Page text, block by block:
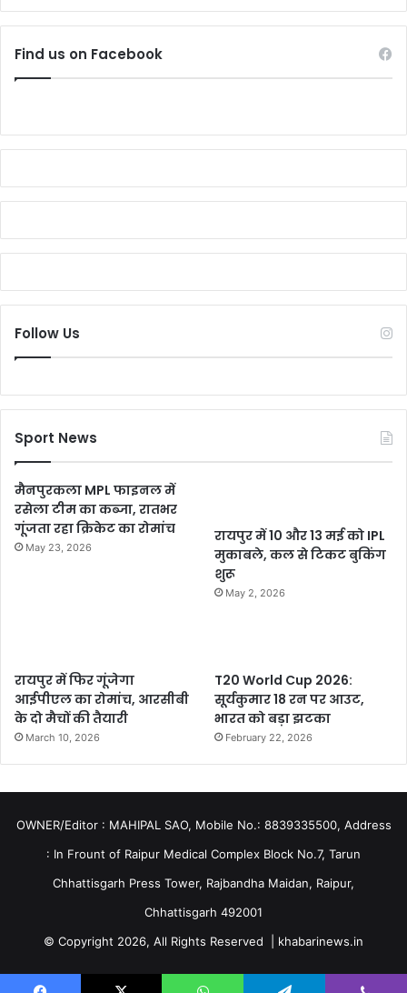
Find us on Facebook
Follow Us
Sport News
मैनपुरकला MPL फाइनल में
रसेला टीम का कब्जा, रातभर
गूंजता रहा क्रिकेट का रोमांच
May 23, 2026
रायपुर में 10 और 13 मई को IPL
मुकाबले, कल से टिकट बुकिंग
शुरू
May 2, 2026
रायपुर में फिर गूंजेगा
आईपीएल का रोमांच, आरसीबी
के दो मैचों की तैयारी
March 10, 2026
T20 World Cup 2026:
सूर्यकुमार 18 रन पर आउट,
भारत को बड़ा झटका
February 22, 2026
OWNER/Editor : MAHIPAL SAO, Mobile No.: 8839335500, Address
: In Frount of Raipur Medical Complex Block No.7, Tarun
Chhattisgarh Press Tower, Rajbandha Maidan, Raipur,
Chhattisgarh 492001
© Copyright 2026, All Rights Reserved | khabarinews.in